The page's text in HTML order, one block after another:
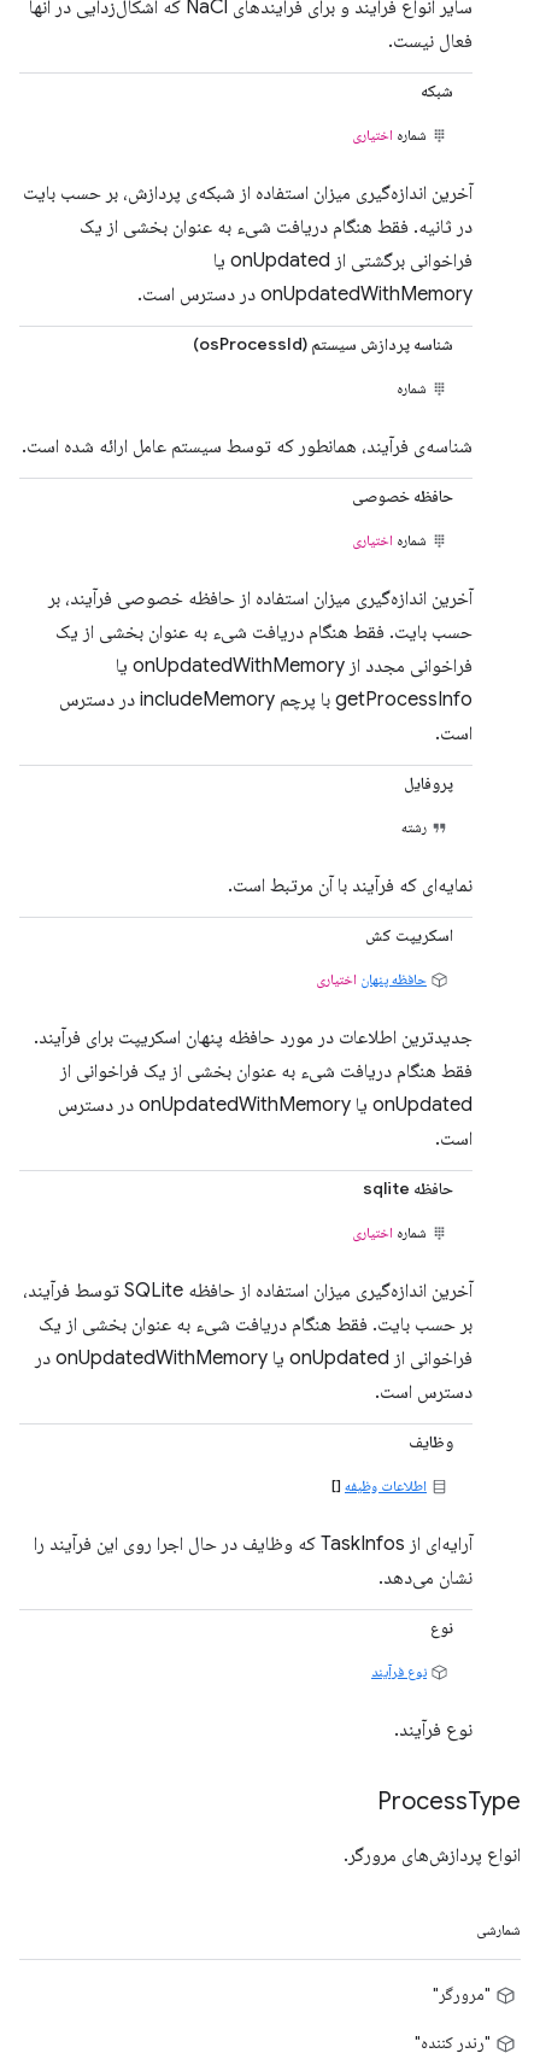
سایر انواع فرآیند و برای فرآیندهای NaCl که اشکال‌زدایی در آنها
فعال نیست.
شبکه
شماره اختیاری
آخرین اندازه‌گیری میزان استفاده از شبکه‌ی پردازش، بر حسب بایت
در ثانیه. فقط هنگام دریافت شیء به عنوان بخشی از یک
فراخوانی برگشتی از onUpdated یا
onUpdatedWithMemory در دسترس است.
شناسه پردازش سیستم (osProcessId)
شماره
شناسه‌ی فرآیند، همانطور که توسط سیستم عامل ارائه شده است.
حافظه خصوصی
شماره اختیاری
آخرین اندازه‌گیری میزان استفاده از حافظه خصوصی فرآیند، بر
حسب بایت. فقط هنگام دریافت شیء به عنوان بخشی از یک
فراخوانی مجدد از onUpdatedWithMemory یا
getProcessInfo با پرچم includeMemory در دسترس
است.
پروفایل
رشته
نمایه‌ای که فرآیند با آن مرتبط است.
اسکریپت کش
حافظه پنهان اختیاری
جدیدترین اطلاعات در مورد حافظه پنهان اسکریپت برای فرآیند.
فقط هنگام دریافت شیء به عنوان بخشی از یک فراخوانی از
onUpdated یا onUpdatedWithMemory در دسترس
است.
حافظه sqlite
شماره اختیاری
آخرین اندازه‌گیری میزان استفاده از حافظه SQLite توسط فرآیند،
بر حسب بایت. فقط هنگام دریافت شیء به عنوان بخشی از یک
فراخوانی از onUpdated یا onUpdatedWithMemory در
دسترس است.
وظایف
اطلاعات وظیفه []
آرایه‌ای از TaskInfos که وظایف در حال اجرا روی این فرآیند را
نشان می‌دهد.
نوع
نوع فرآیند
نوع فرآیند.
ProcessType
انواع پردازش‌های مرورگر.
شمارشی
"مرورگر"
"رندر کننده"